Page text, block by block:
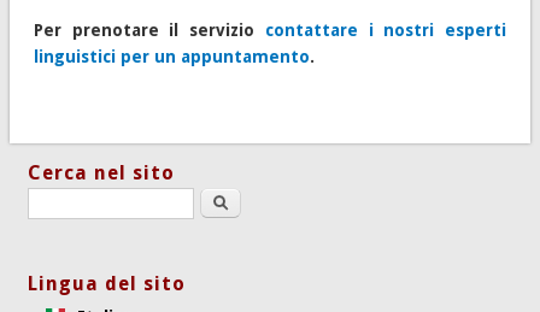
Per prenotare il servizio contattare i nostri esperti
linguistici per un appuntamento.
Cerca nel sito
Search this site
Lingua del sito